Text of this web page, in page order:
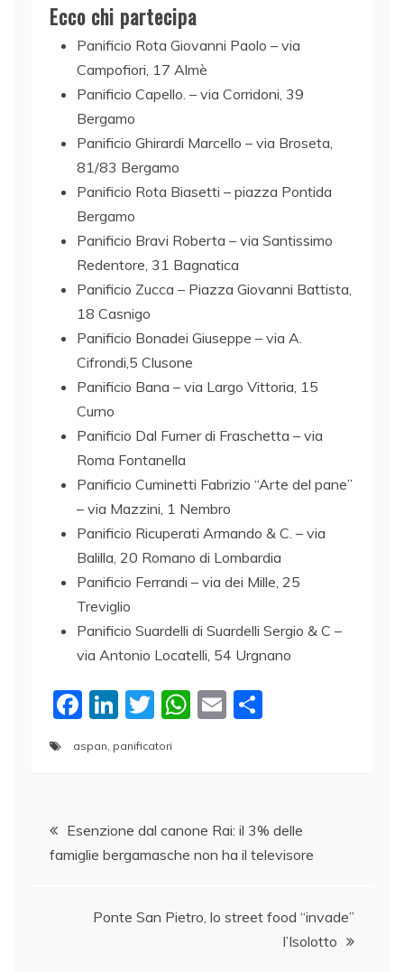
Ecco chi partecipa
Panificio Rota Giovanni Paolo – via
Campofiori, 17 Almè
Panificio Capello. – via Corridoni, 39
Bergamo
Panificio Ghirardi Marcello – via Broseta,
81/83 Bergamo
Panificio Rota Biasetti – piazza Pontida
Bergamo
Panificio Bravi Roberta – via Santissimo
Redentore, 31 Bagnatica
Panificio Zucca – Piazza Giovanni Battista,
18 Casnigo
Panificio Bonadei Giuseppe – via A.
Cifrondi,5 Clusone
Panificio Bana – via Largo Vittoria, 15
Curno
Panificio Dal Furner di Fraschetta – via
Roma Fontanella
Panificio Cuminetti Fabrizio “Arte del pane”
– via Mazzini, 1 Nembro
Panificio Ricuperati Armando & C. – via
Balilla, 20 Romano di Lombardia
Panificio Ferrandi – via dei Mille, 25
Treviglio
Panificio Suardelli di Suardelli Sergio & C –
via Antonio Locatelli, 54 Urgnano
F
c
b
o
k
Li
k
dI
n
T
w
itt
W
A
p
E
vi
di
aspan panificatori
Navigazione
articoli
Esenzione dal canone Rai: il 3% delle
famiglie bergamasche non ha il televisore
Ponte San Pietro, lo street food “invade”
l’Isolotto